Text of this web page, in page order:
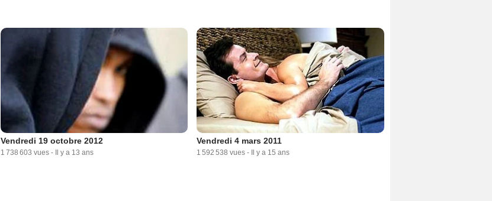
Vendredi 19 octobre 2012
1 738 603 vues - Il y a 13 ans
Vendredi 4 mars 2011
1 592 538 vues - Il y a 15 ans